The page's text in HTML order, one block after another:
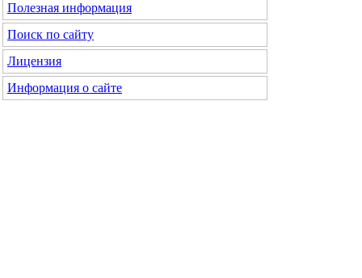
Полезная информация
Поиск по сайту
Лицензия
Информация о сайте